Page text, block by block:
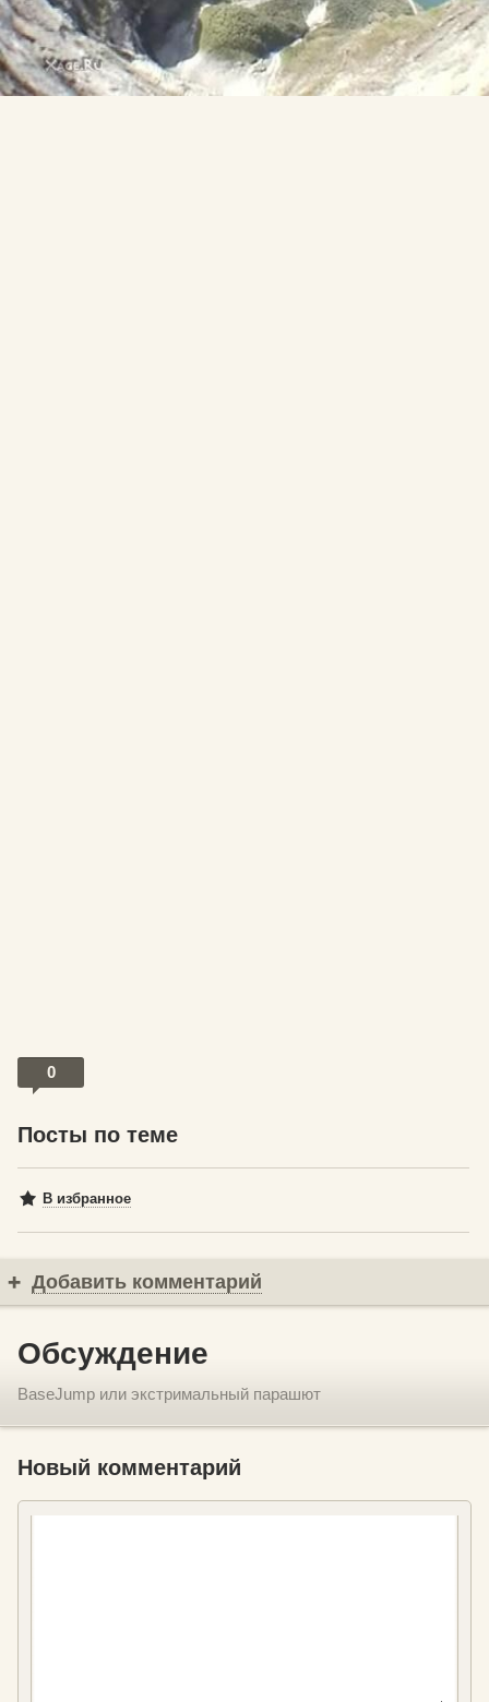
0
Посты по теме
В избранное
Добавить комментарий
Обсуждение
BaseJump или экстримальный парашют
Новый комментарий